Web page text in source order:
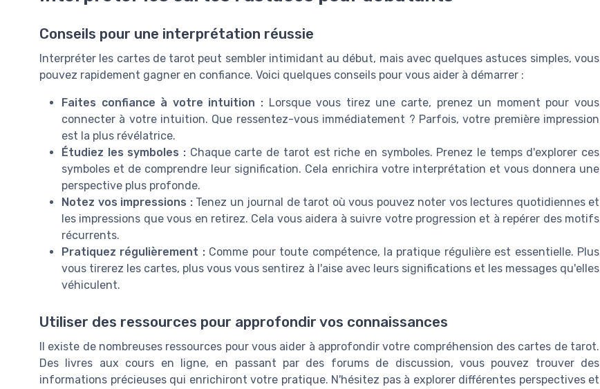
Conseils pour une interprétation réussie
Interpréter les cartes de tarot peut sembler intimidant au début, mais avec quelques astuces simples, vous
pouvez rapidement gagner en confiance. Voici quelques conseils pour vous aider à démarrer :
Faites confiance à votre intuition : Lorsque vous tirez une carte, prenez un moment pour vous
connecter à votre intuition. Que ressentez-vous immédiatement ? Parfois, votre première impression
est la plus révélatrice.
Étudiez les symboles : Chaque carte de tarot est riche en symboles. Prenez le temps d'explorer ces
symboles et de comprendre leur signification. Cela enrichira votre interprétation et vous donnera une
perspective plus profonde.
Notez vos impressions :Tenez un journal de tarot où vous pouvez noter vos lectures quotidiennes et
les impressions que vous en retirez. Cela vous aidera à suivre votre progression et à repérer des motifs
récurrents.
Pratiquez régulièrement :Comme pour toute compétence, la pratique régulière est essentielle. Plus
vous tirerez les cartes, plus vous vous sentirez à l'aise avec leurs significations et les messages qu'elles
véhiculent.
Utiliser des ressources pour approfondir vos connaissances
Il existe de nombreuses ressources pour vous aider à approfondir votre compréhension des cartes de tarot.
Des livres aux cours en ligne, en passant par des forums de discussion, vous pouvez trouver des
informations précieuses qui enrichiront votre pratique. N'hésitez pas à explorer différentes perspectives et